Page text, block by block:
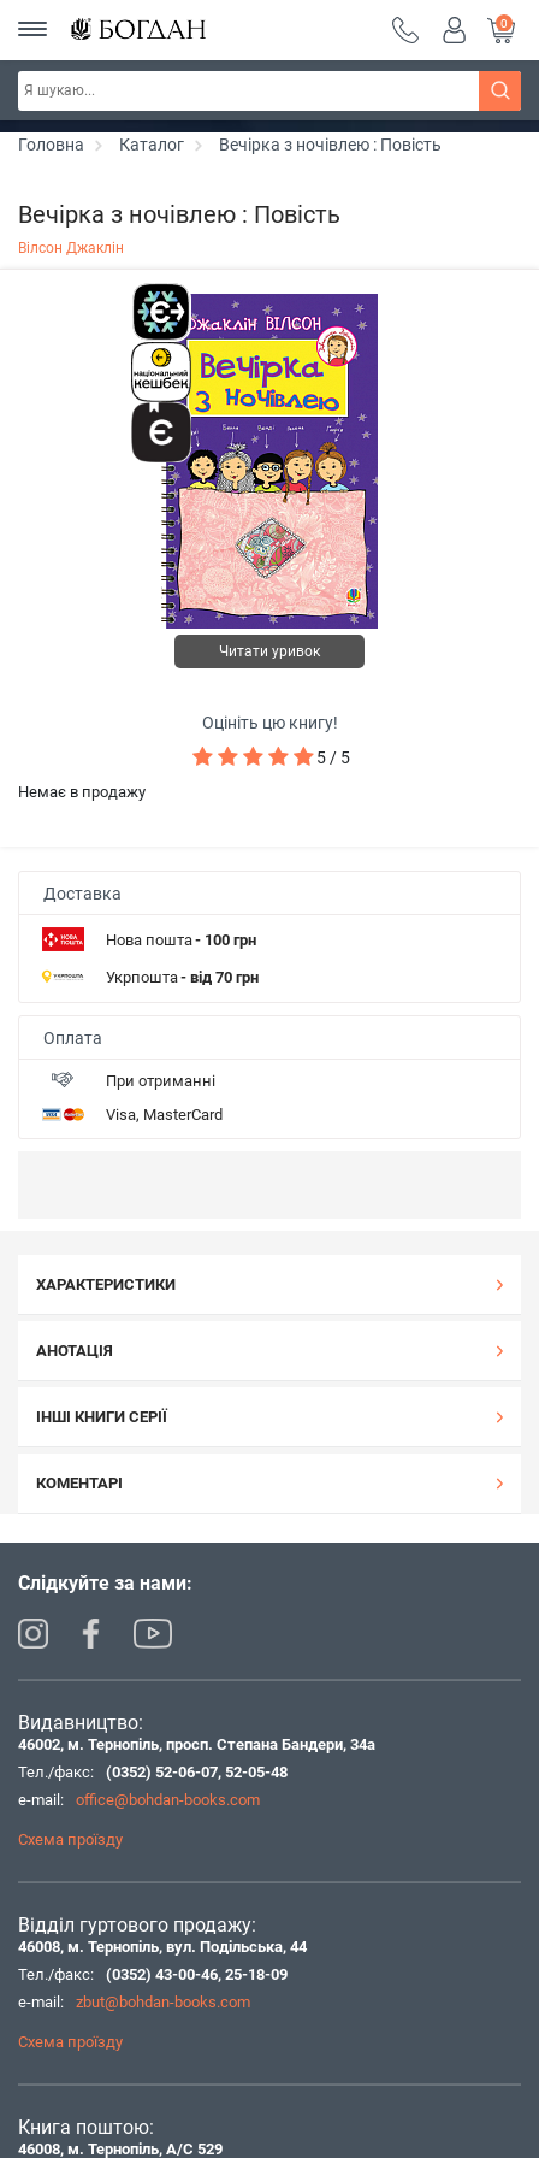
РОЗПРОДАЖ ~ 150 грн ~ 200 грн ~ 250 грн ~
300 грн ~ РОЗПРОДАЖ
Дізнатись більше
0
Головна Каталог Вечірка з ночівлею : Повість
Вечірка з ночівлею : Повість
Вілсон Джаклін
Читати уривок
Оцініть цю книгу!
5 / 5
Немає в продажу
Доставка
Нова пошта- 100 грн
Укрпошта- від 70 грн
Оплата
При отриманні
Visa, MasterCard
ХАРАКТЕРИСТИКИ
АНОТАЦІЯ
ІНШІ КНИГИ СЕРІЇ
КОМЕНТАРІ
Слідкуйте за нами:
Видавництво:
46002, м. Тернопіль, просп. Степана Бандери, 34а
Тел./факс:
(0352) 52-06-07, 52-05-48
e-mail:
office@bohdan-books.com
Схема проїзду
Відділ гуртового продажу:
46008, м. Тернопіль, вул. Подільська, 44
Тел./факс:
(0352) 43-00-46, 25-18-09
e-mail:
zbut@bohdan-books.com
Схема проїзду
Книга поштою:
46008, м. Тернопіль, А/С 529